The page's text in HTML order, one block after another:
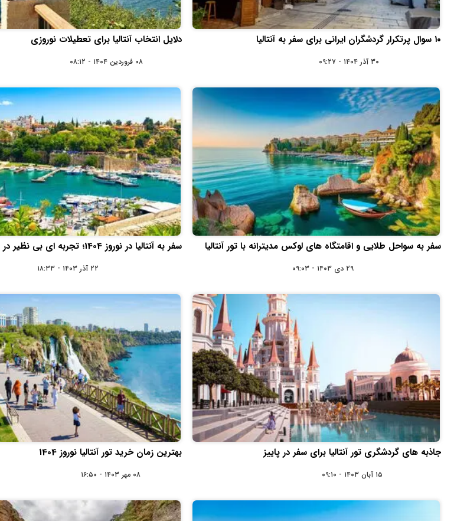
۱۰ سوال پرتکرار گردشگران ایرانی برای سفر به آنتالیا
۳۰ آذر ۱۴۰۴ - ۰۹:۲۷
دلایل انتخاب آنتالیا برای تعطیلات نوروزی
۰۸ فروردین ۱۴۰۴ - ۰۸:۱۲
سفر به سواحل طلایی و اقامتگاه ‌های لوکس مدیترانه با تور آنتالیا
۲۹ دی ۱۴۰۳ - ۰۹:۰۳
سفر به آنتالیا در نوروز 1404؛ تجربه‌ ای بی‌ نظیر در سواحل ترکیه
۲۲ آذر ۱۴۰۳ - ۱۸:۳۳
جاذبه های گردشگری تور آنتالیا برای سفر در پاییز
۱۵ آبان ۱۴۰۳ - ۰۹:۱۰
بهترین زمان خرید تور آنتالیا نوروز 1404
۰۸ مهر ۱۴۰۳ - ۱۶:۵۰